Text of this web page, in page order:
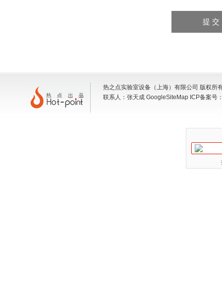
热之点实验室设备（上海）有限公司 版权
联系人：张天成 GoogleSiteMap ICP备案号